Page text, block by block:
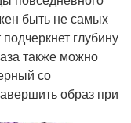
быть не самых
глубину
также можно
со
образ при